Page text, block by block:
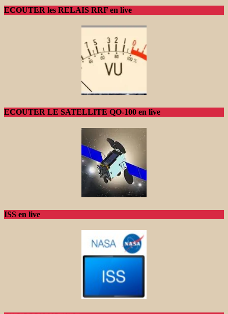
ECOUTER les RELAIS RRF en live
ECOUTER LE SATELLITE QO-100 en live
ISS en live